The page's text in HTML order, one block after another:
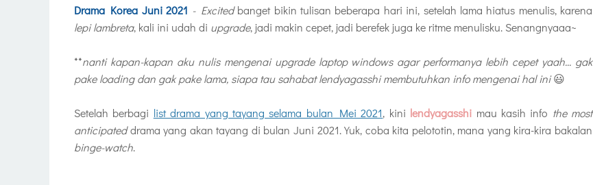
Drama Korea Juni 2021 - Excitedbanget bikin tulisan beberapa hari ini, setelah lama hiatus menulis, karena
lepi lambreta, kali ini udah di upgrade, jadi makin cepet, jadi berefek juga ke ritme menulisku. Senangnyaaa~
**nanti kapan-kapan aku nulis mengenai upgrade laptop windows agar performanya lebih cepet yaah... gak
pake loading dan gak pake lama, siapa tau sahabat lendyagasshi membutuhkan info mengenai hal ini😃
Setelah berbagi list drama yang tayang selama bulan Mei 2021, kini lendyagasshi mau kasih info the most
anticipateddrama yang akan tayang di bulan Juni 2021. Yuk, coba kita pelototin, mana yang kira-kira bakalan
binge-watch.